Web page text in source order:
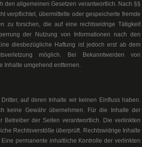
den allgemeinen Gesetzen verantwortlich. Nach §§
verpflichtet, übermittelte oder gespeicherte fremde
zu forschen, die auf eine rechtswidrige Tätigkeit
der Nutzung von Informationen nach den
diesbezügliche Haftung ist jedoch erst ab dem
möglich. Bei Bekanntwerden von
Inhalte umgehend entfernen.
auf deren Inhalte wir keinen Einfluss haben.
keine Gewähr übernehmen. Für die Inhalte der
der Seiten verantwortlich. Die verlinkten
Rechtsverstöße überprüft. Rechtswidrige Inhalte
permanente inhaltliche Kontrolle der verlinkten